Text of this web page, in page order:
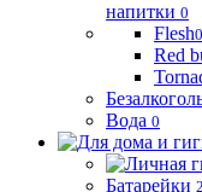
напитки 0
Flesh0
Red
Вода 0
Батарейки 2